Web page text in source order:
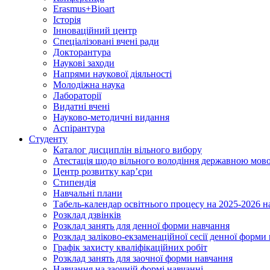
Erasmus+Bioart
Історія
Інноваційний центр
Спеціалізовані вчені ради
Докторантура
Наукові заходи
Напрями наукової діяльності
Молодіжна наука
Лабораторії
Видатні вчені
Науково-методичні видання
Аспірантура
Студенту
Каталог дисциплін вільного вибору
Атестація щодо вільного володіння державною
Центр розвитку кар’єри
Стипендія
Навчальні плани
Табель-календар освітнього процесу на 2025-2026
Розклад дзвінків
Розклад занять для денної форми навчання
Розклад заліково-екзаменаційної сесії денної
Графік захисту кваліфікаційних робіт
Розклад занять для заочної форми навчання